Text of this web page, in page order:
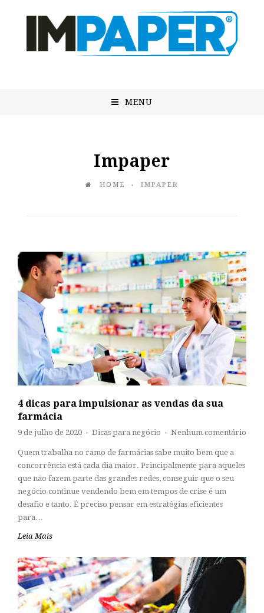
MENU
Impaper
HOME ♦ IMPAPER
4 dicas para impulsionar as vendas da sua
farmácia
9 de julho de 2020 ♦ Dicas para negócio ♦ Nenhum comentário
Quem trabalha no ramo de farmácias sabe muito bem que a
concorrência está cada dia maior. Principalmente para aqueles
que não fazem parte das grandes redes, conseguir que o seu
negócio continue vendendo bem em tempos de crise é um
desafio e tanto. É preciso pensar em estratégias eficientes
para…
Leia Mais